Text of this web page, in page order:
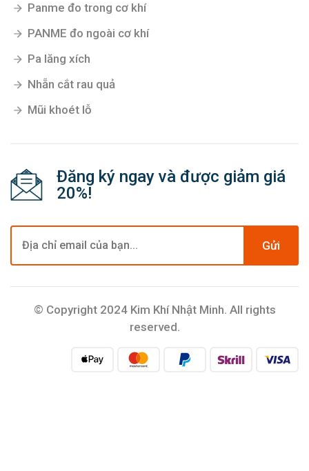
Panme đo trong cơ khí
PANME đo ngoài cơ khí
Pa lăng xích
Nhẵn cắt rau quả
Mũi khoét lỗ
Đăng ký ngay và được giảm giá
20%!
Gửi
© Copyright 2024 Kim Khí Nhật Minh. All rights
reserved.